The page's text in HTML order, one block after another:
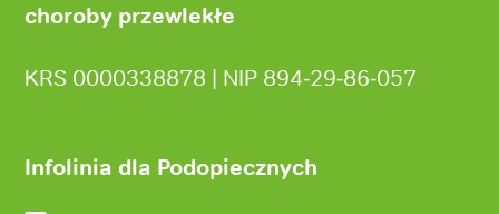
choroby przewlekłe
KRS 0000338878 | NIP 894‑29‑86‑057
Infolinia dla Podopiecznych